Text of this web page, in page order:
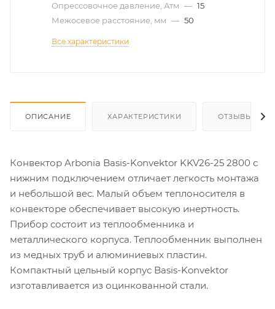
Опрессовочное давление, Атм — 15
Межосевое расстояние, мм — 50
Все характеристики
ОПИСАНИЕ ХАРАКТЕРИСТИКИ ОТЗЫВЫ
Конвектор Arbonia Basis-Konvektor KKV26-25 2800 с
нижним подключением отличает легкость монтажа
и небольшой вес. Малый объем теплоносителя в
конвекторе обеспечивает высокую инертность.
Прибор состоит из теплообменника и
металлического корпуса. Теплообменник выполнен
из медных труб и алюминиевых пластин.
Компактный цельный корпус Basis-Konvektor
изготавливается из оцинкованной стали.